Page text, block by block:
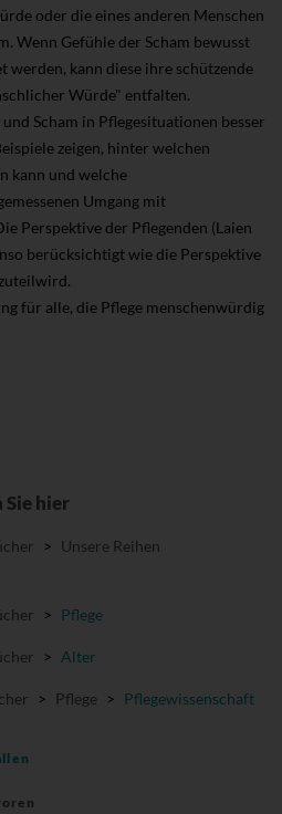
oder die eines anderen Menschen
Wenn Gefühle der Scham bewusst
werden, kann diese ihre schützende
Würde" entfalten.
Scham in Pflegesituationen besser
zeigen, hinter welchen
kann und welche
Umgang mit
Perspektive der Pflegenden (Laien
berücksichtigt wie die Perspektive
für alle, die Pflege menschenwürdig
hier
> Unsere Reihen
> Pflege
> Alter
> Pflege > Pflegewissenschaft